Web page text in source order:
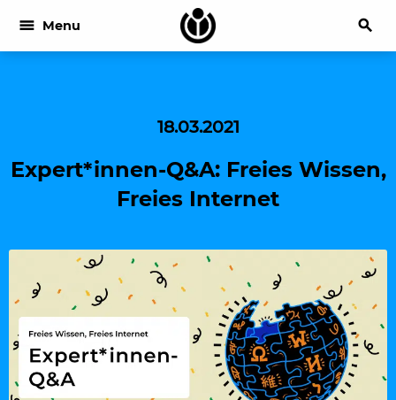
menu Menu search
18.03.2021
Expert*innen-Q&A: Freies Wissen,
Freies Internet